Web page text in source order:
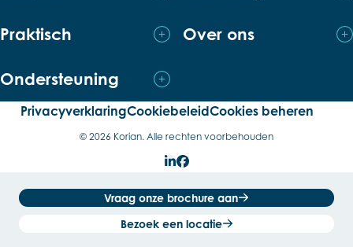
Praktisch Over ons
Ondersteuning
PrivacyverklaringCookiebeleidCookies beheren
© 2026 Korian. Alle rechten voorbehouden
LinkedIn
Facebook
Vraag onze brochure aan
Bezoek een locatie